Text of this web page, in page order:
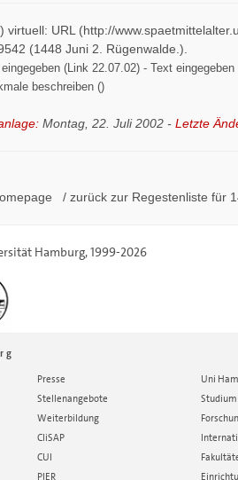
virtuell: URL (http://
(1448 Juni 2. Rügenwalde.).
(Link 22.07.02) - Text
beschreiben ()
Montag, 22. Juli 2002 - Letzte
/ zurück zur Regestenliste für
Hamburg, 1999-2026